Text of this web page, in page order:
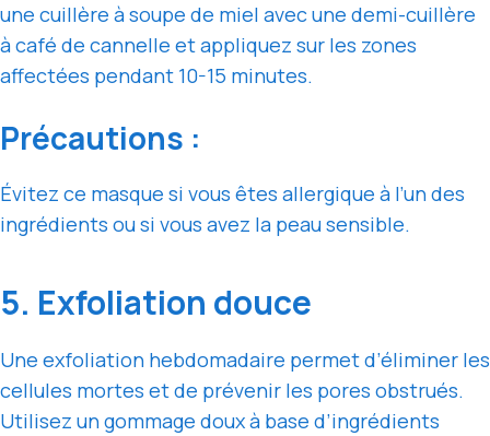
une cuillère à soupe de miel avec une demi-cuillère
à café de cannelle et appliquez sur les zones
affectées pendant 10-15 minutes.
Précautions :
Évitez ce masque si vous êtes allergique à l’un des
ingrédients ou si vous avez la peau sensible.
5. Exfoliation douce
Une exfoliation hebdomadaire permet d’éliminer les
cellules mortes et de prévenir les pores obstrués.
Utilisez un gommage doux à base d’ingrédients